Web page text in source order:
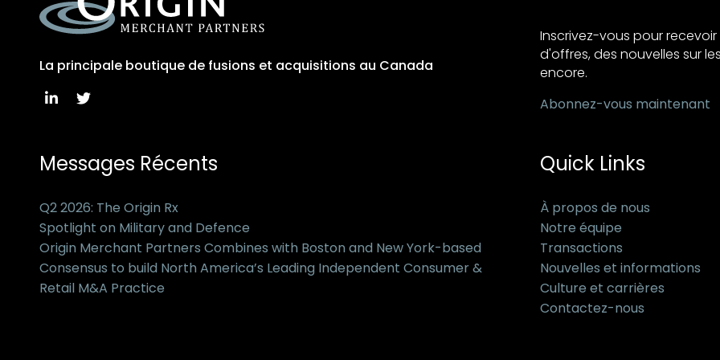
La principale boutique de fusions et acquisitions au Canada
Inscrivez-vous pour
d'offres, des nouvelles sur
encore.
Abonnez-vous maintenant
Messages Récents
Q2 2026: The Origin Rx
Spotlight on Military and Defence
Origin Merchant Partners Combines with Boston and New York-based
Consensus to build North America’s Leading Independent Consumer &
Retail M&A Practice
Quick Links
À propos de nous
Notre équipe
Transactions
Nouvelles et informations
Culture et carrières
Contactez-nous